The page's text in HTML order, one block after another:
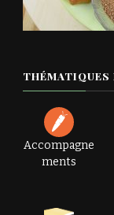
THÉMATIQUES
Accompagne
ments